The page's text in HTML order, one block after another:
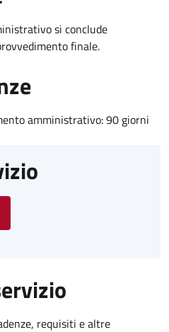
si conclude
finale.
amministrativo: 90 giorni
requisiti e altre